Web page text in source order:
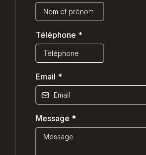
Téléphone *
Email *
Message *